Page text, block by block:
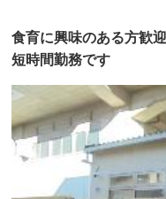
食育に興味のある方歓
短時間勤務です